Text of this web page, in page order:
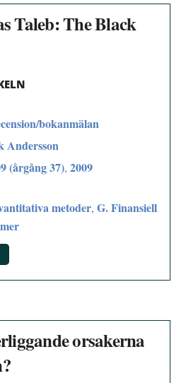
Taleb: The Black
bokanmälan
Andersson
(årgång 37),2009
metoder,G. Finansiell
orsakerna